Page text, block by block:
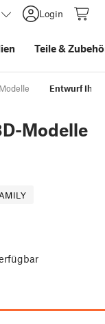
Login
Teile&
Entwurf
Modelle